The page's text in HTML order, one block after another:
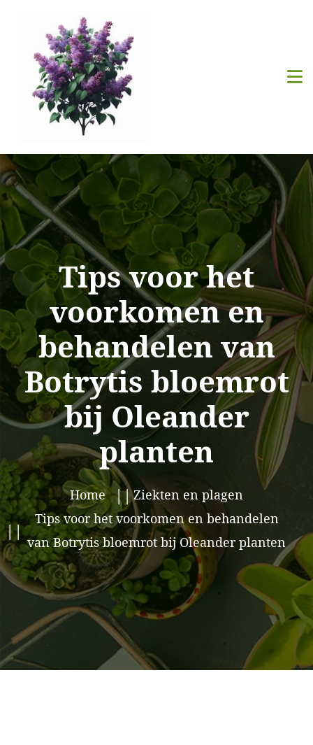
Tips voor het
voorkomen en
behandelen van
Botrytis bloemrot
bij Oleander
planten
Home
Ziekten en plagen
Tips voor het voorkomen en behandelen
van Botrytis bloemrot bij Oleander planten